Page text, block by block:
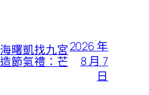
曙凱找九宮
節氣禮：芒
2026 年
8 月 7
日